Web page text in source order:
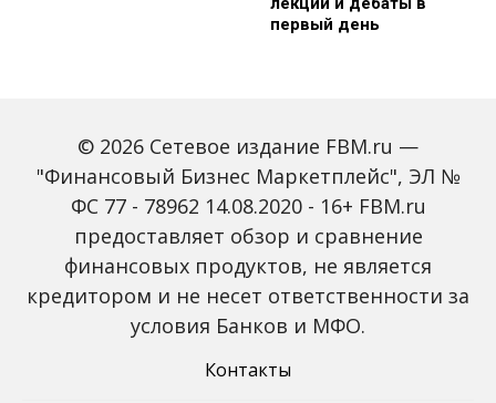
первый день
Зарплаты вырастут,
банки включат защиту
от мошенников: какие
новые законы ждут
россиян с октября
Россиян предупредили
мошенников на фоне
снижения ключевой
ставки
© 2026 Сетевое издание FBM.ru —
"Финансовый Бизнес Маркетплейс", ЭЛ №
ФС 77 - 78962 14.08.2020 - 16+ FBM.ru
предоставляет обзор и сравнение
финансовых продуктов, не является
кредитором и не несет ответственности за
условия Банков и МФО.
Контакты